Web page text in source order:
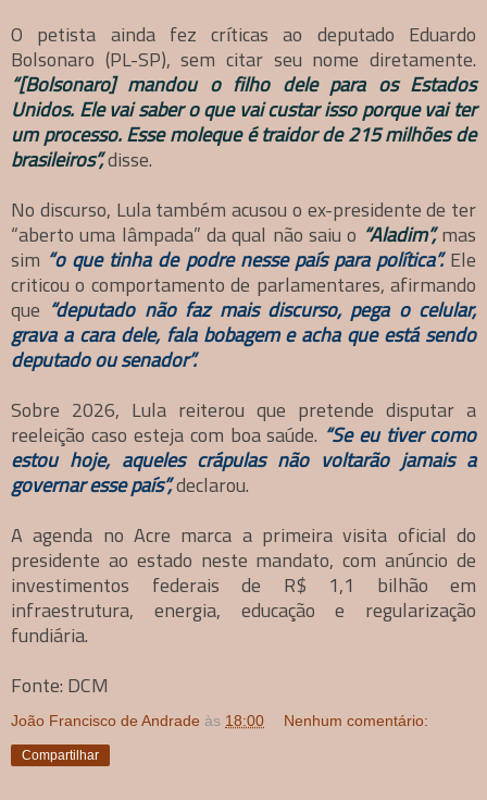
O petista ainda fez críticas ao deputado Eduardo
Bolsonaro (PL-SP), sem citar seu nome diretamente.
“[Bolsonaro] mandou o filho dele para os Estados
Unidos. Ele vai saber o que vai custar isso porque vai ter
um processo. Esse moleque é traidor de 215 milhões de
brasileiros”,disse.
No discurso, Lula também acusou o ex-presidente de ter
“aberto uma lâmpada” da qual não saiu o “Aladim”,mas
sim “o que tinha de podre nesse país para política”.Ele
criticou o comportamento de parlamentares, afirmando
que “deputado não faz mais discurso, pega o celular,
grava a cara dele, fala bobagem e acha que está sendo
deputado ou senador”.
Sobre 2026, Lula reiterou que pretende disputar a
reeleição caso esteja com boa saúde. “Se eu tiver como
estou hoje, aqueles crápulas não voltarão jamais a
governar esse país”,declarou.
A agenda no Acre marca a primeira visita oficial do
presidente ao estado neste mandato, com anúncio de
investimentos federais de R$ 1,1 bilhão em
infraestrutura, energia, educação e regularização
fundiária.
Fonte: DCM
João Francisco de Andrade às 18:00 Nenhum comentário:
Compartilhar